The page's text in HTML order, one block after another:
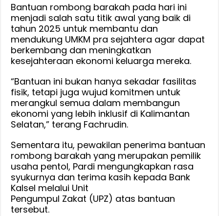
Bantuan rombong barakah pada hari ini
menjadi salah satu titik awal yang baik di
tahun 2025 untuk membantu dan
mendukung UMKM pra sejahtera agar dapat
berkembang dan meningkatkan
kesejahteraan ekonomi keluarga mereka.
“Bantuan ini bukan hanya sekadar fasilitas
fisik, tetapi juga wujud komitmen untuk
merangkul semua dalam membangun
ekonomi yang lebih inklusif di Kalimantan
Selatan,” terang Fachrudin.
Sementara itu, pewakilan penerima bantuan
rombong barakah yang merupakan pemilik
usaha pentol, Pardi mengungkapkan rasa
syukurnya dan terima kasih kepada Bank
Kalsel melalui Unit
Pengumpul Zakat (UPZ) atas bantuan
tersebut.